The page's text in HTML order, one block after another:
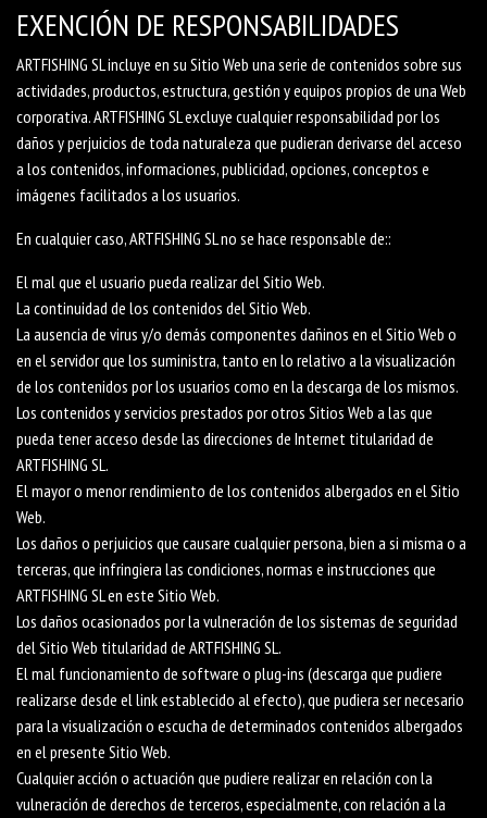
EXENCIÓN DE RESPONSABILIDADES
ARTFISHING SL incluye en su Sitio Web una serie de contenidos sobre sus
actividades, productos, estructura, gestión y equipos propios de una Web
corporativa. ARTFISHING SL excluye cualquier responsabilidad por los
daños y perjuicios de toda naturaleza que pudieran derivarse del acceso
a los contenidos, informaciones, publicidad, opciones, conceptos e
imágenes facilitados a los usuarios.
En cualquier caso, ARTFISHING SL no se hace responsable de::
El mal que el usuario pueda realizar del Sitio Web.
La continuidad de los contenidos del Sitio Web.
La ausencia de virus y/o demás componentes dañinos en el Sitio Web o
en el servidor que los suministra, tanto en lo relativo a la visualización
de los contenidos por los usuarios como en la descarga de los mismos.
Los contenidos y servicios prestados por otros Sitios Web a las que
pueda tener acceso desde las direcciones de Internet titularidad de
ARTFISHING SL.
El mayor o menor rendimiento de los contenidos albergados en el Sitio
Web.
Los daños o perjuicios que causare cualquier persona, bien a si misma o a
terceras, que infringiera las condiciones, normas e instrucciones que
ARTFISHING SL en este Sitio Web.
Los daños ocasionados por la vulneración de los sistemas de seguridad
del Sitio Web titularidad de ARTFISHING SL.
El mal funcionamiento de software o plug-ins (descarga que pudiere
realizarse desde el link establecido al efecto), que pudiera ser necesario
para la visualización o escucha de determinados contenidos albergados
en el presente Sitio Web.
Cualquier acción o actuación que pudiere realizar en relación con la
vulneración de derechos de terceros, especialmente, con relación a la